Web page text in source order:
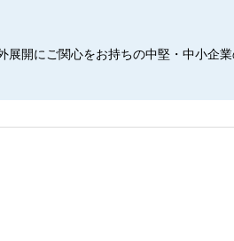
開にご関心をお持ちの中堅・中小企